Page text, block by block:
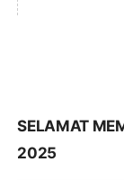
SELAMAT
2025